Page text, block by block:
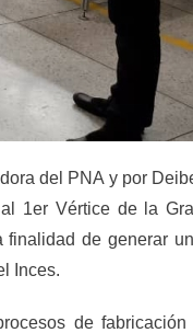
del PNA y por
1er Vértice de la
finalidad de generar
Inces.
de fabricación